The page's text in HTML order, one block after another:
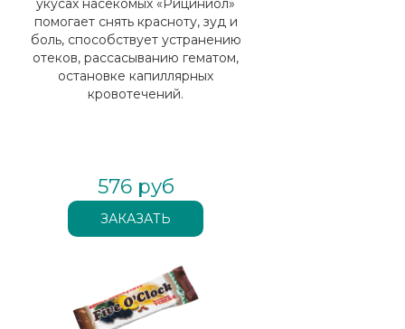
укусах насекомых «Рициниол»
помогает снять красноту, зуд и
боль, способствует устранению
отеков, рассасыванию гематом,
остановке капиллярных
кровотечений.
576 руб